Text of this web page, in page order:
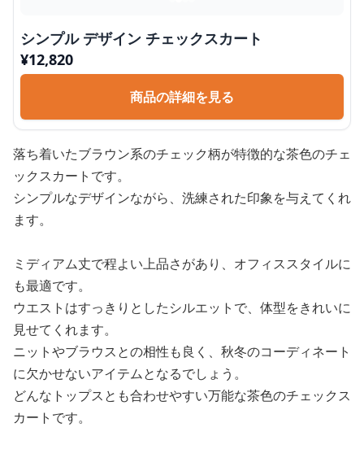
シンプル デザイン チェックスカート
¥12,820
商品の詳細を見る
落ち着いたブラウン系のチェック柄が特徴的な茶色のチェ
ックスカートです。
シンプルなデザインながら、洗練された印象を与えてくれ
ます。
ミディアム丈で程よい上品さがあり、オフィススタイルに
も最適です。
ウエストはすっきりとしたシルエットで、体型をきれいに
見せてくれます。
ニットやブラウスとの相性も良く、秋冬のコーディネート
に欠かせないアイテムとなるでしょう。
どんなトップスとも合わせやすい万能な茶色のチェックス
カートです。